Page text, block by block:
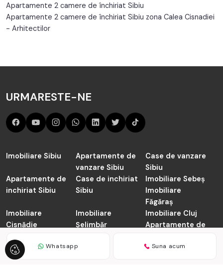
Apartamente 2 camere de închiriat Sibiu
Apartamente 2 camere de închiriat Sibiu zona Calea Cisnadiei
- Arhitectilor
Whatsapp Suna acum
URMARESTE-NE
Imobiliare Sibiu
Apartamente de
vanzare Sibiu
Case de vanzare
Sibiu
Apartamente de
inchiriat Sibiu
Case de inchiriat
Sibiu
Imobiliare Sebeș
Imobiliare
Făgăraș
Imobiliare
Cisnădie
Imobiliare
Șelimbăr
Imobiliare Cluj
Apartamente de
Napoca